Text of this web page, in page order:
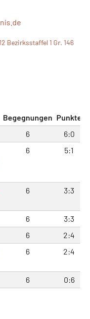
Bezirksstaffel 1 Gr. 146
Begegnungen Punkte
6
6:0
6 5:1
6 3:3
6
3:3
6
2:4
6 2:4
6 0:6